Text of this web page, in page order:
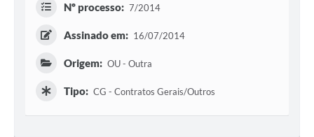
Nº processo: 7/2014
Assinado em: 16/07/2014
Origem: OU - Outra
Tipo: CG - Contratos Gerais/Outros